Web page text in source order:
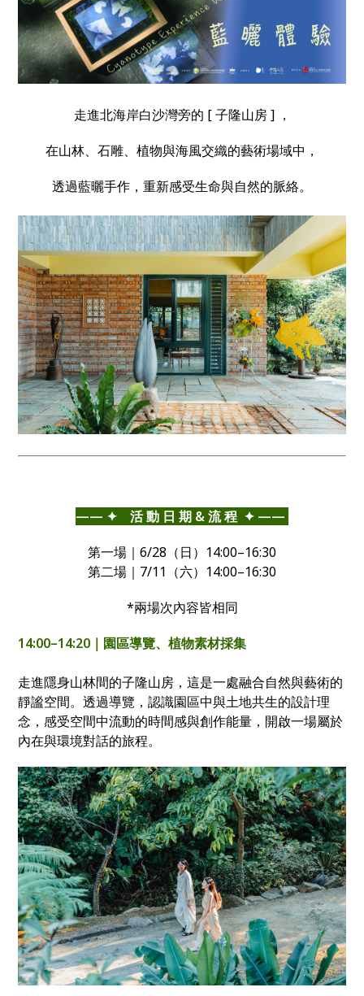
走進北海岸白沙灣旁的 [ 子隆山房 ] ，
在山林、石雕、植物與海風交織的藝術場域中，
透過藍曬手作，重新感受生命與自然的脈絡。
——⁣ ✦ 活 動 日 期 & 流 程 ✦ ——⁣
第一場｜6/28（日）14:00–16:30
第二場｜7/11（六）14:00–16:30
*兩場次內容皆相同
14:00–14:20｜園區導覽、植物素材採集
走進隱身山林間的子隆山房，這是一處融合自然與藝術的
靜謐空間。透過導覽，認識園區中與土地共生的設計理
念，感受空間中流動的時間感與創作能量，開啟一場屬於
內在與環境對話的旅程。